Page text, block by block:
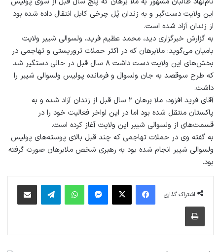
این ولایت دست‌گیر و به زندان پُل چرخی کابل انتقال داده شده بود
از زندان آزاد شده است.
به گزارش خبرگزاری دید، محمد عظیم فرید، ولسوالی شیبر ولایت
بامیان می‌گوید: ملا‌برهان که در اکثر حملات تروریستی و تهاجمی در
بخش‌های این ولایت دست داشت ۸ سال قبل در حالی‌ دستگیر شد
که طرح سوقصد به جان ولسوال و فرمانده پولیس ولسوالی شیبر را
داشت.
آقای فرید افزود، ملا برهان ۲ سال قبل از زندان آزاد شده و به
پاکستان منتقل شده بود اما در این اواخر فعالیت خود را در
قسمت‌های از ولسوالی شیبر این ولایت آغاز کرده است.
به گفته وی در حملات تهاجمی که چند قبل بالای پوسته‌های پولیس
ولسوالی شیبر انجام شده بود به رهبری شخص ملابرهان صورت گرفته
بود.
اشتراک گذاری
فیس بوک پیام رسان واتس آپ